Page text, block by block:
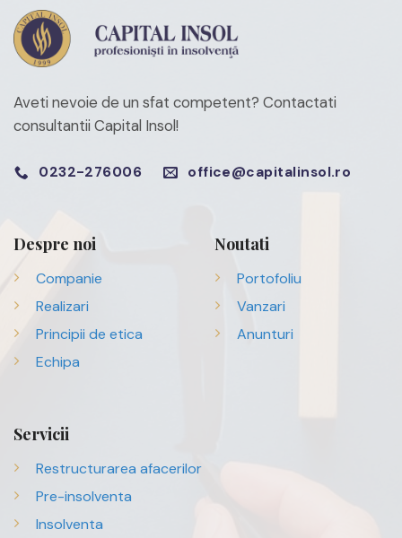
Aveti nevoie de un sfat competent? Contactati
consultantii Capital Insol!
0232-276006 office@capitalinsol.ro
Despre noi
Companie
Realizari
Principii de etica
Echipa
Noutati
Portofoliu
Vanzari
Anunturi
Servicii
Restructurarea afacerilor
Pre-insolventa
Insolventa